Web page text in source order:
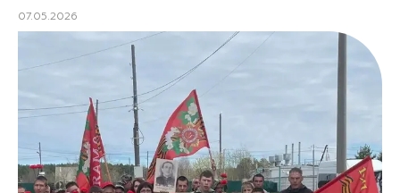
07.05.2026